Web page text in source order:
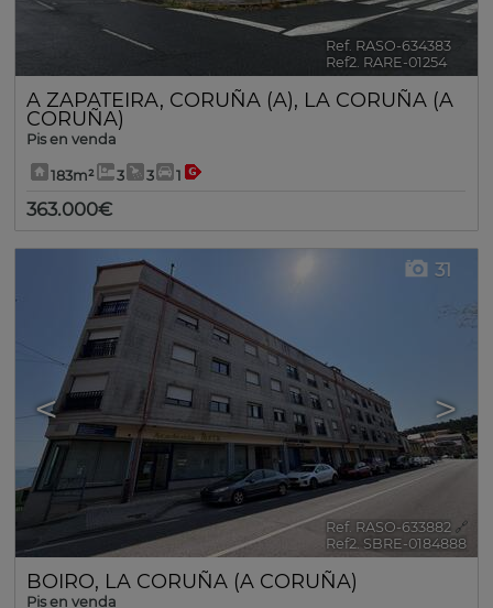
Ref. RASO-634383
Ref2. RARE-01254
A ZAPATEIRA, CORUÑA (A), LA CORUÑA (A
CORUÑA)
Pis en venda
183m² 3 3 1
363.000€
< >
31
Ref. RASO-633882 🔗
Ref2. SBRE-0184888
BOIRO, LA CORUÑA (A CORUÑA)
Pis en venda